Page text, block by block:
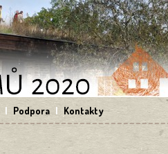
| Podpora | Kontakty